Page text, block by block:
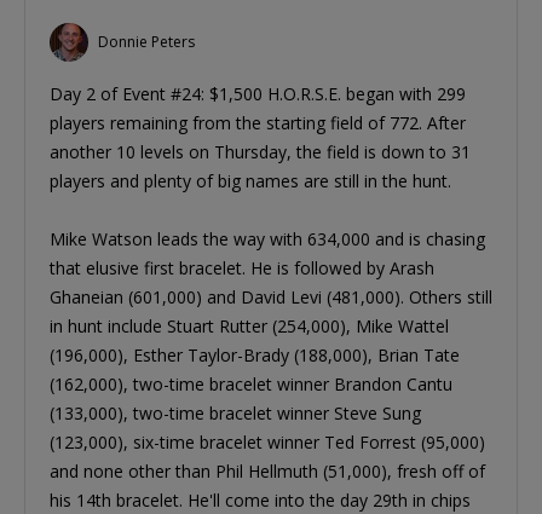
Donnie Peters
Day 2 of Event #24: $1,500 H.O.R.S.E. began with 299
players remaining from the starting field of 772. After
another 10 levels on Thursday, the field is down to 31
players and plenty of big names are still in the hunt.
Mike Watson leads the way with 634,000 and is chasing
that elusive first bracelet. He is followed by Arash
Ghaneian (601,000) and David Levi (481,000). Others still
in hunt include Stuart Rutter (254,000), Mike Wattel
(196,000), Esther Taylor-Brady (188,000), Brian Tate
(162,000), two-time bracelet winner Brandon Cantu
(133,000), two-time bracelet winner Steve Sung
(123,000), six-time bracelet winner Ted Forrest (95,000)
and none other than Phil Hellmuth (51,000), fresh off of
his 14th bracelet. He'll come into the day 29th in chips